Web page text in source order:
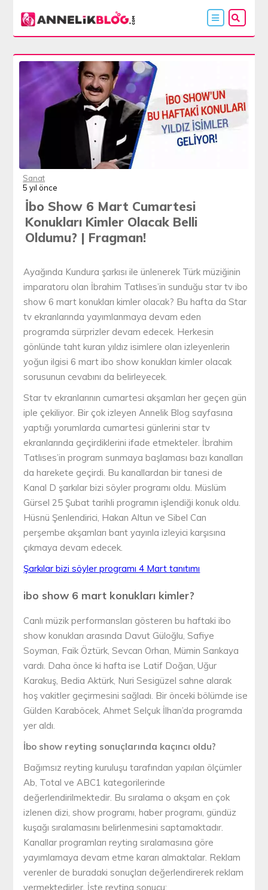
Sanat
5 yıl önce
İbo Show 6 Mart Cumartesi
Konukları Kimler Olacak Belli
Oldumu? | Fragman!
Ayağında Kundura şarkısı ile ünlenerek Türk müziğinin
imparatoru olan İbrahim Tatlıses’in sunduğu star tv ibo
show 6 mart konukları kimler olacak? Bu hafta da Star
tv ekranlarında yayımlanmaya devam eden
programda sürprizler devam edecek. Herkesin
gönlünde taht kuran yıldız isimlere olan izleyenlerin
yoğun ilgisi 6 mart ibo show konukları kimler olacak
sorusunun cevabını da belirleyecek.
Star tv ekranlarının cumartesi akşamları her geçen gün
iple çekiliyor. Bir çok izleyen Annelik Blog sayfasına
yaptığı yorumlarda cumartesi günlerini star tv
ekranlarında geçirdiklerini ifade etmekteler. İbrahim
Tatlıses’in program sunmaya başlaması bazı kanalları
da harekete geçirdi. Bu kanallardan bir tanesi de
Kanal D şarkılar bizi söyler programı oldu. Müslüm
Gürsel 25 Şubat tarihli programın işlendiği konuk oldu.
Hüsnü Şenlendirici, Hakan Altun ve Sibel Can
perşembe akşamları bant yayınla izleyici karşısına
çıkmaya devam edecek.
Şarkılar bizi söyler programı 4 Mart tanıtımı
ibo show 6 mart konukları kimler?
Canlı müzik performansları gösteren bu haftaki ibo
show konukları arasında Davut Güloğlu, Safiye
Soyman, Faik Öztürk, Sevcan Orhan, Mümin Sarıkaya
vardı. Daha önce ki hafta ise Latif Doğan, Uğur
Karakuş, Bedia Aktürk, Nuri Sesigüzel sahne alarak
hoş vakitler geçirmesini sağladı. Bir önceki bölümde ise
Gülden Karaböcek, Ahmet Selçuk İlhan’da programda
yer aldı.
İbo show reyting sonuçlarında kaçıncı oldu?
Bağımsız reyting kuruluşu tarafından yapılan ölçümler
Ab, Total ve ABC1 kategorilerinde
değerlendirilmektedir. Bu sıralama o akşam en çok
izlenen dizi, show programı, haber programı, gündüz
kuşağı sıralamasını belirlenmesini saptamaktadır.
Kanallar programları reyting sıralamasına göre
yayımlamaya devam etme kararı almaktalar. Reklam
verenler de buradaki sonuçları değerlendirerek reklam
vermektedirler. İşte reyting sonucu;